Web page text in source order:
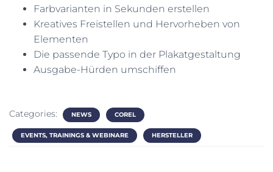
Farbvarianten in Sekunden erstellen
Kreatives Freistellen und Hervorheben von
Elementen
Die passende Typo in der Plakatgestaltung
Ausgabe-Hürden umschiffen
Categories: NEWS COREL
EVENTS, TRAININGS & WEBINARE HERSTELLER